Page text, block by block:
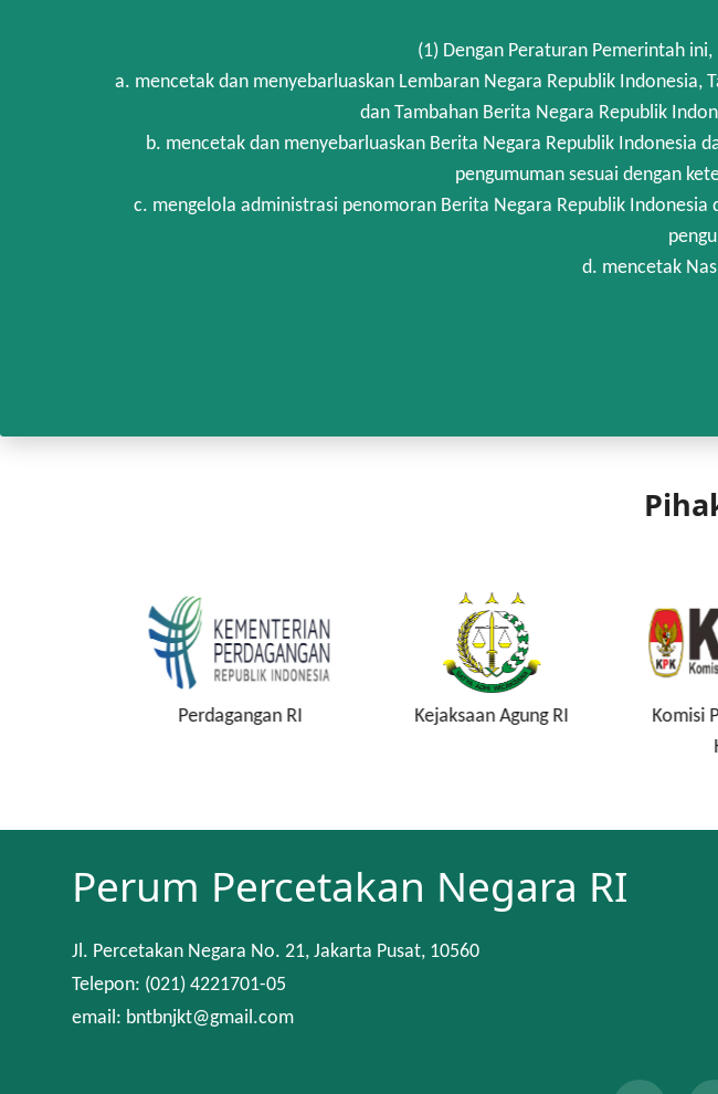
(1) Dengan Peraturan Pemerintah
a. mencetak dan menyebarluaskan Lembaran Negara Republik Indonesia,
dan Tambahan Berita Negara Republik
b. mencetak dan menyebarluaskan Berita Negara Republik Indonesia
pengumuman sesuai dengan
c. mengelola administrasi penomoran Berita Negara Republik
d. mencetak
Perdagangan RI Kejaksaan Agung RI
Komisi
Perum Percetakan Negara RI
Jl. Percetakan Negara No. 21, Jakarta Pusat, 10560
Telepon: (021) 4221701-05
email: bntbnjkt@gmail.com